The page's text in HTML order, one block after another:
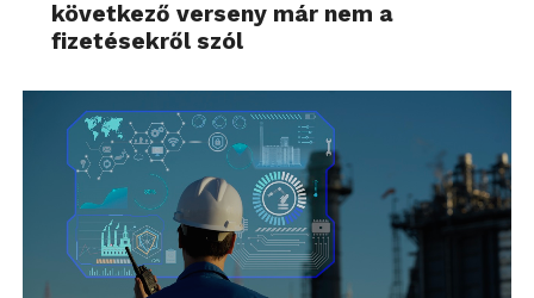
következő verseny már nem a
fizetésekről szól